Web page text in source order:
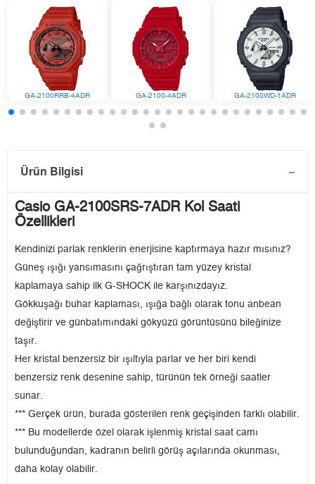
GA-2100RRB-4ADR GA-2100-4ADR GA-2100WD-1ADR
Ürün Bilgisi
Casio GA-2100SRS-7ADR Kol Saati
Özellikleri
Kendinizi parlak renklerin enerjisine kaptırmaya hazır mısınız?
Güneş ışığı yansımasını çağrıştıran tam yüzey kristal
kaplamaya sahip ilk G-SHOCK ile karşınızdayız.
Gökkuşağı buhar kaplaması, ışığa bağlı olarak tonu anbean
değiştirir ve günbatımındaki gökyüzü görüntüsünü bileğinize
taşır.
Her kristal benzersiz bir ışıltıyla parlar ve her biri kendi
benzersiz renk desenine sahip, türünün tek örneği saatler
sunar.
*** Gerçek ürün, burada gösterilen renk geçişinden farklı olabilir.
*** Bu modellerde özel olarak işlenmiş kristal saat camı
bulunduğundan, kadranın belirli görüş açılarında okunması,
daha kolay olabilir.